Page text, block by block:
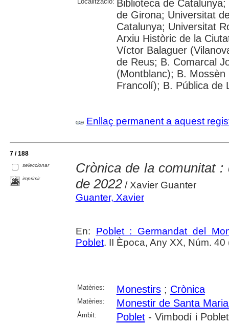
Biblioteca de
de Girona; Universitat
Catalunya; Universitat
Arxiu Històric de la
Víctor Balaguer
de Reus; B. Comarcal
(Montblanc); B.
Francolí); B. Pública de
Enllaç permanent a aquest
7 / 188
seleccionar
imprimir
Crònica de la comunitat
de 2022/ Xavier Guanter
Guanter, Xavier
En: Poblet : Germandat del
Poblet. II Època, Any XX, Núm.
Matèries: Monestirs; Crònica
Matèries: Monestir de Santa
Àmbit: Poblet- Vimbodí i Poblet